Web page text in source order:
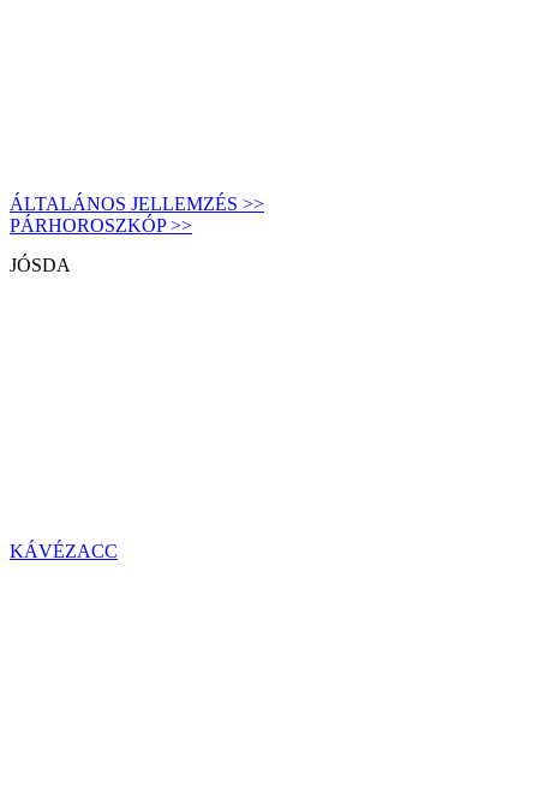
ÁLTALÁNOS JELLEMZÉS >>
PÁRHOROSZKÓP >>
JÓSDA
KÁVÉZACC